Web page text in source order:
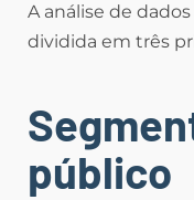
A análise de
dividida em três
público